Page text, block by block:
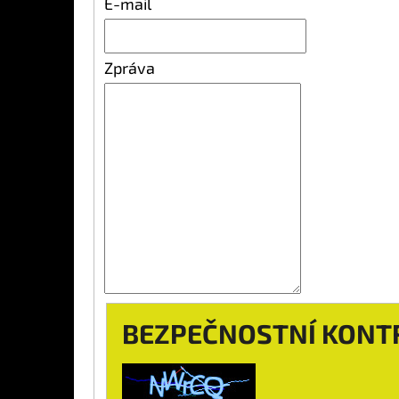
Zpráva
BEZPEČNOSTNÍ